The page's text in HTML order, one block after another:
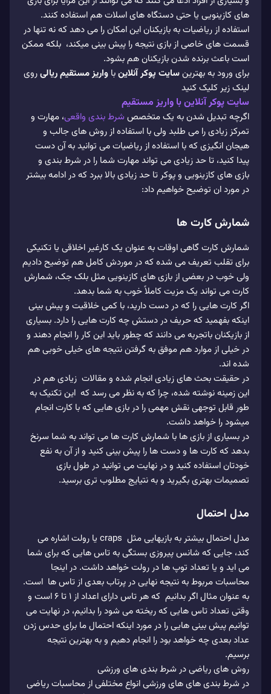
های کازینویی یا حتی دستگاه های اسلات هم استفاده کنند.
استفاده از ریاضیات به بازیکنان این امکان را می دهد که نه تنها در
قسمت های خاصی از بازی نتیجه را پیش بینی میکند، بلکه ممکن
است باعث برنده شدن بازیکنان هم بشود.
برای ورود به بهترینسایت پوکر آنلاینبا واریز مستقیم ریالیروی
لینک زیر کلیک کنید
سایت پوکر آنلاین با واریز مستقیم
اگرچه تبدیل شدن به یک متخصص شرط بندی واقعی، مهارت و
تمرکز زیادی را می طلبد ولی با استفاده از روش های جالب و
هیجان انگیزی که با استفاده از ریاضیات می توانید به آن دست
پیدا کنید، تا حد زیادی می تواند مهارت شما را در شرط بندی و
بازی های کازینویی و پوکر تا حد زیادی بالا ببرد که در ادامه بیشتر
در مورد ان توضیح خواهیم داد:
شمارش کارت ها
شمارش کارت گاهی اوقات به عنوان یک کارغیر اخلاقی یا تکنیکی
برای تقلب تعریف می شده که در موردش کامل هم توضیح دادیم
ولی خوب در بعضی از بازی های کازینویی مثل بلک جک، شمارش
کارت می تواند یک مزیت کاملاً خوب به شما بدهد.
اگر کارت هایی را که در دست دارید، با کمی خلاقیت و پیش بینی
اینکه بفهمید که حریف در دستش چه کارت هایی را دارد. بسیاری
از بازیکنان باتجربه می دانند که چطور باید این کار را انجام دهند و
در خیلی از موارد هم موفق به گرفتن نتیجه های خیلی خوبی هم
شده اند.
در حقیقت بحث های زیادی انجام شده و مقالات زیادی هم در
این زمینه نوشته شده، چرا که به نظر می رسد که این تکنیک به
طور قابل توجهی نقش مهمی را در بازی هایی که با کارت انجام
میشود را خواهد داشت.
در بسیاری از بازی ها با شمارش کارت ها می تواند به شما سرنخ
بدهد که کارت ها و دست ها را پیش بینی کنید و از آن به نفع
خودتان استفاده کنید و در نهایت می توانید در طول بازی
تصمیمات بهتری بگیرید و به نتیایج مطلوب تری برسید.
مدل احتمال
مدل احتمال بیشتر به بازیهایی مثل craps یا رولت اشاره می
کند، جایی که شانس پیروزی بستگی به تاس هایی که برای شما
می اید و یا تعداد توپ ها در رولت خواهد داشت. در اینجا
محاسبات مربوط به نتیجه نهایی در پرتاب بعدی از تاس ها است.
به عنوان مثال اگر بدانیم که هر تاس دارای اعداد از 1 تا 6 است و
وقتی تعداد تاس هایی که ریخته می شود را بدانیم، در نهایت می
توانیم پیش بینی هایی را در مورد اینکه احتمال ما برای حدس زدن
عداد بعدی چه خواهد بود را انجام دهیم و به بهترین نتیجه
برسیم.
روش های ریاضی در شرط بندی های ورزشی
در شرط بندی های های ورزشی انواع مختلفی از محاسبات ریاضی